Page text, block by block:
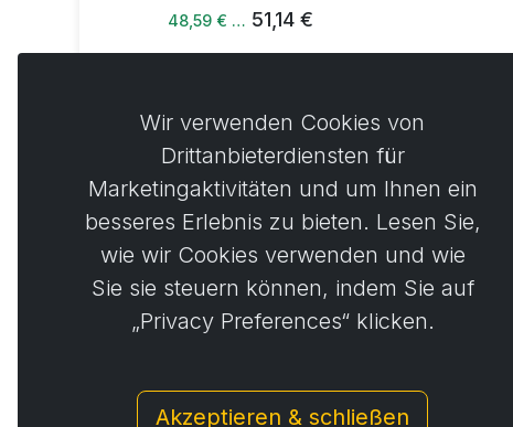
48,59 € … 51,14 €
0
Noch
Wir verwenden Cookies von
Drittanbieterdiensten für
Marketingaktivitäten und um Ihnen ein
besseres Erlebnis zu bieten. Lesen Sie,
wie wir Cookies verwenden und wie
Sie sie steuern können, indem Sie auf
„Privacy Preferences“ klicken.
Akzeptieren & schließen